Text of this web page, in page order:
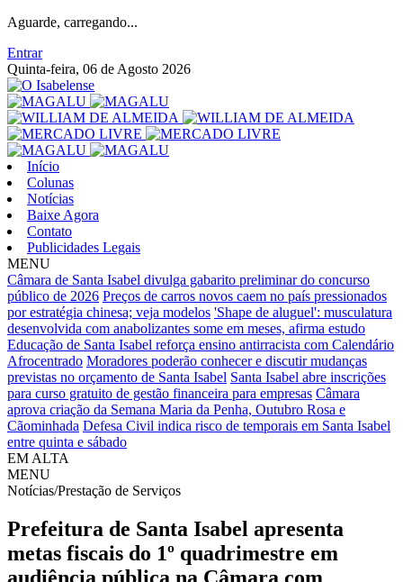
Aguarde, carregando...
Entrar
Quinta-feira, 06 de Agosto 2026
Início
Colunas
Notícias
Baixe Agora
Contato
Publicidades Legais
MENU
Câmara de Santa Isabel divulga gabarito preliminar do concurso
público de 2026 Preços de carros novos caem no país pressionados
por estratégia chinesa; veja modelos 'Shape de aluguel': musculatura
desenvolvida com anabolizantes some em meses, afirma estudo
Educação de Santa Isabel reforça ensino antirracista com Calendário
Afrocentrado Moradores poderão conhecer e discutir mudanças
previstas no orçamento de Santa Isabel Santa Isabel abre inscrições
para curso gratuito de gestão financeira para empresas Câmara
aprova criação da Semana Maria da Penha, Outubro Rosa e
Cãominhada Defesa Civil indica risco de temporais em Santa Isabel
entre quinta e sábado
EM ALTA
MENU
Notícias/Prestação de Serviços
Prefeitura de Santa Isabel apresenta
metas fiscais do 1º quadrimestre em